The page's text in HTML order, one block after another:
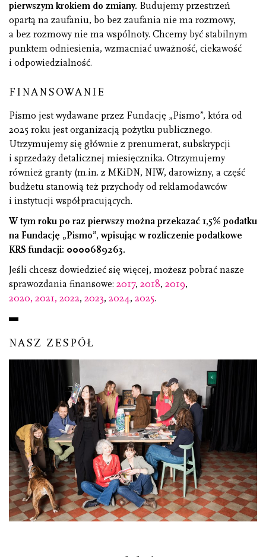
pierwszym krokiem do zmiany. Budujemy przestrzeń
opartą na zaufaniu, bo bez zaufania nie ma rozmowy,
a bez rozmowy nie ma wspólnoty. Chcemy być stabilnym
punktem odniesienia, wzmacniać uważność, ciekawość
i odpowiedzialność.
FINANSOWANIE
Pismo jest wydawane przez Fundację „Pismo”, która od
2025 roku jest organizacją pożytku publicznego.
Utrzymujemy się głównie z prenumerat, subskrypcji
i sprzedaży detalicznej miesięcznika. Otrzymujemy
również granty (m.in. z MKiDN, NIW, darowizny, a część
budżetu stanowią też przychody od reklamodawców
i instytucji współpracujących.
W tym roku po raz pierwszy można przekazać 1,5% podatku
na Fundację „Pismo”, wpisując w rozliczenie podatkowe
KRS fundacji: 0000689263.
Jeśli chcesz dowiedzieć się więcej, możesz pobrać nasze
sprawozdania finansowe: 2017, 2018, 2019,
2020, 2021, 2022, 2023, 2024, 2025.
NASZ ZESPÓŁ